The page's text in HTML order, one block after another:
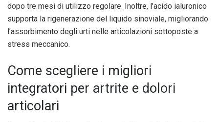
dopo tre mesi di utilizzo regolare. Inoltre, l’acido ialuronico
supporta la rigenerazione del liquido sinoviale, migliorando
l’assorbimento degli urti nelle articolazioni sottoposte a
stress meccanico.
Come scegliere i migliori
integratori per artrite e dolori
articolari